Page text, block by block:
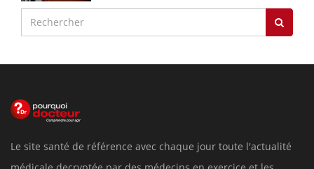
Le site santé de référence avec chaque jour toute l'actualité